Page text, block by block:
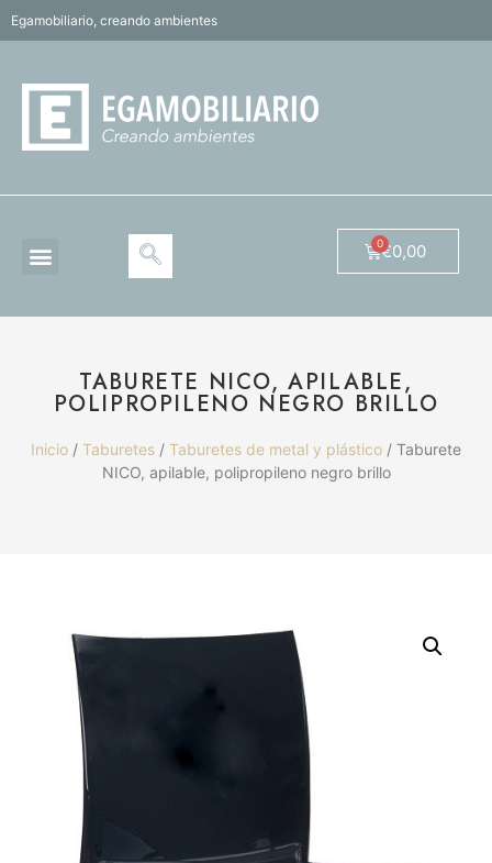
Egamobiliario, creando ambientes
€0,00
TABURETE NICO, APILABLE,
POLIPROPILENO NEGRO BRILLO
Inicio / Taburetes / Taburetes de metal y plástico / Taburete
NICO, apilable, polipropileno negro brillo